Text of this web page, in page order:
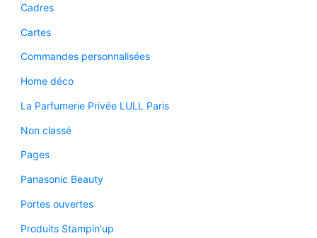
Cadres
Cartes
Commandes personnalisées
Home déco
La Parfumerie Privée LULL Paris
Non classé
Pages
Panasonic Beauty
Portes ouvertes
Produits Stampin'up